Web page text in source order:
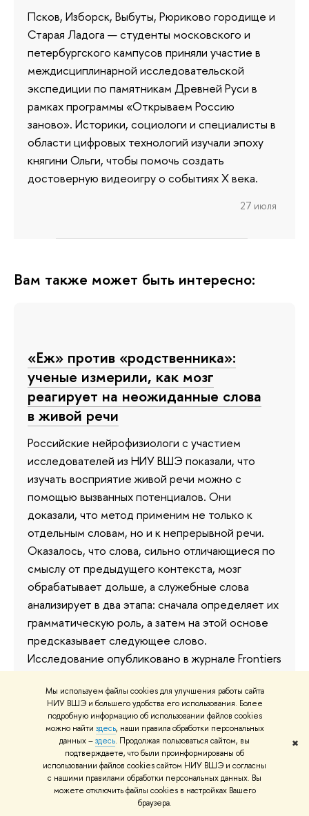
Мы используем файлы cookies для улучшения работы сайта
НИУ ВШЭ и большего удобства его использования. Более
подробную информацию об использовании файлов cookies
можно найти здесь, наши правила обработки персональных
данных –здесь. Продолжая пользоваться сайтом, вы
подтверждаете, что были проинформированы об
использовании файлов cookies сайтом НИУ ВШЭ и согласны
с нашими правилами обработки персональных данных. Вы
можете отключить файлы cookies в настройках Вашего
браузера.
✖
Псков, Изборск, Выбуты, Рюриково городище и
Старая Ладога — студенты московского и
петербургского кампусов приняли участие в
междисциплинарной исследовательской
экспедиции по памятникам Древней Руси в
рамках программы «Открываем Россию
заново». Историки, социологи и специалисты в
области цифровых технологий изучали эпоху
княгини Ольги, чтобы помочь создать
достоверную видеоигру о событиях X века.
27 июля
Вам также может быть интересно:
«Еж» против «родственника»:
ученые измерили, как мозг
реагирует на неожиданные слова
в живой речи
Российские нейрофизиологи с участием
исследователей из НИУ ВШЭ показали, что
изучать восприятие живой речи можно с
помощью вызванных потенциалов. Они
доказали, что метод применим не только к
отдельным словам, но и к непрерывной речи.
Оказалось, что слова, сильно отличающиеся по
смыслу от предыдущего контекста, мозг
обрабатывает дольше, а служебные слова
анализирует в два этапа: сначала определяет их
грамматическую роль, а затем на этой основе
предсказывает следующее слово.
Исследование опубликовано в журнале Frontiers
21 мая
Физики ВШЭ и ФИАН научились
«фотографировать» звук, чтобы
тестировать материалы для связи